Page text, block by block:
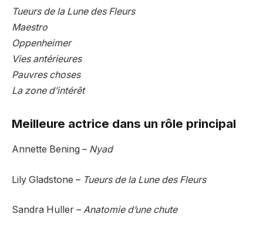
Tueurs de la Lune des Fleurs
Maestro
Oppenheimer
Vies antérieures
Pauvres choses
La zone d’intérêt
Meilleure actrice dans un rôle principal
Annette Bening – Nyad
Lily Gladstone – Tueurs de la Lune des Fleurs
Sandra Huller – Anatomie d’une chute